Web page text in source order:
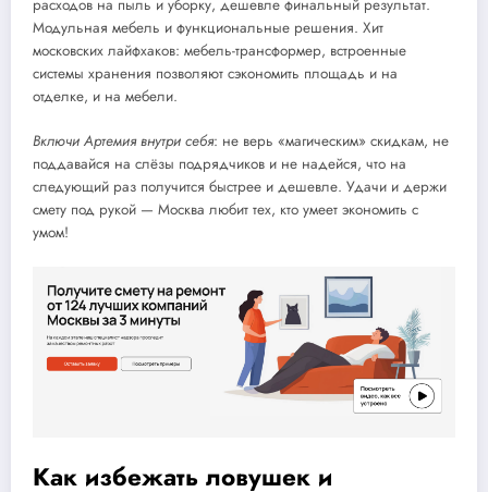
расходов на пыль и уборку, дешевле финальный результат.
Модульная мебель и функциональные решения. Хит
московских лайфхаков: мебель-трансформер, встроенные
системы хранения позволяют сэкономить площадь и на
отделке, и на мебели.
Включи Артемия внутри себя: не верь «магическим» скидкам, не
поддавайся на слёзы подрядчиков и не надейся, что на
следующий раз получится быстрее и дешевле. Удачи и держи
смету под рукой — Москва любит тех, кто умеет экономить с
умом!
Как избежать ловушек и